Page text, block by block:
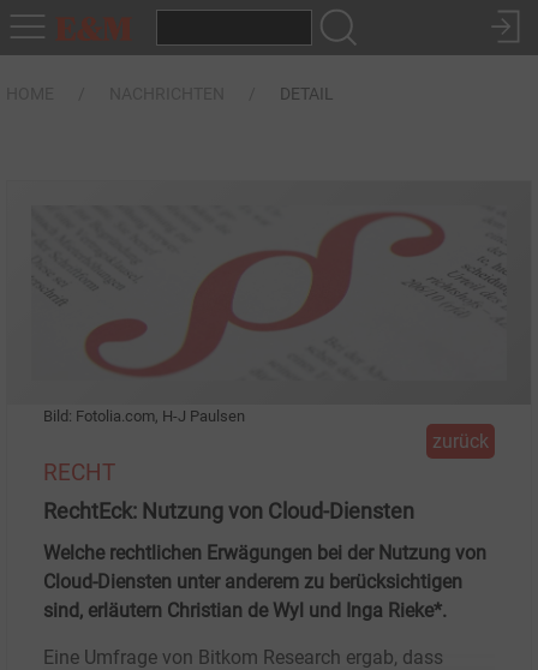
DETAIL
Bild: Fotolia.com, H-J Paulsen
zurück
RECHT
RechtEck: Nutzung von Cloud-Diensten
Welche rechtlichen Erwägungen bei der Nutzung von
Cloud-Diensten unter anderem zu berücksichtigen
sind, erläutern Christian de Wyl und Inga Rieke*.
Eine Umfrage von Bitkom Research ergab, dass